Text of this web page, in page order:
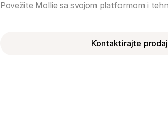
Povežite Mollie sa svojom platformom i
Kontaktirajte